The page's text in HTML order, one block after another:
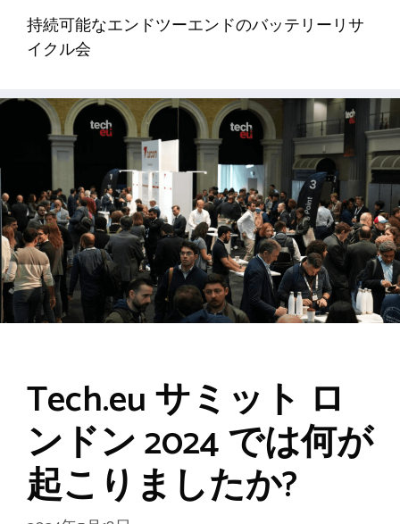
持続可能なエンドツーエンドのバッテリーリサ
イクル会
Tech.eu サミット ロ
ンドン 2024 では何が
起こりましたか?